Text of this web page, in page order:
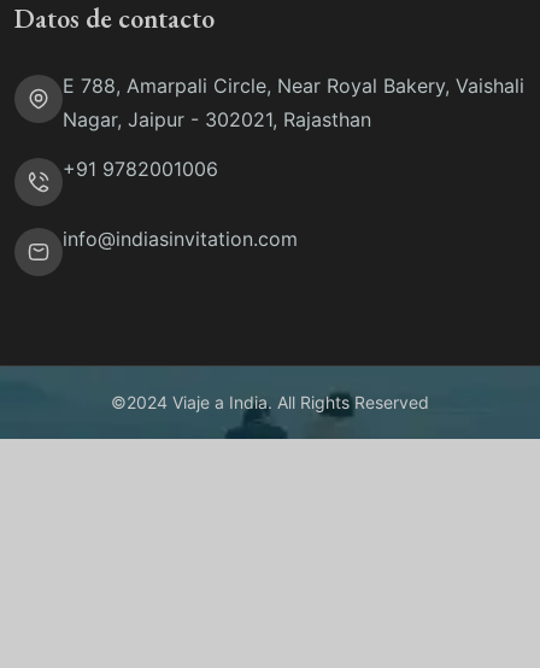
Datos de contacto
E 788, Amarpali Circle, Near Royal Bakery, Vaishali
Nagar, Jaipur - 302021, Rajasthan
+91 9782001006
info@indiasinvitation.com
©2024 Viaje a India. All Rights Reserved